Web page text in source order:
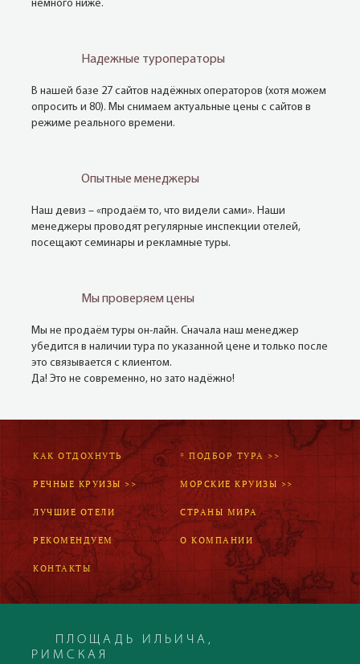
немного ниже.
Надежные туроператоры
В нашей базе 27 сайтов надёжных операторов (хотя можем
опросить и 80). Мы снимаем актуальные цены с сайтов в
режиме реального времени.
Опытные менеджеры
Наш девиз – «продаём то, что видели сами». Наши
менеджеры проводят регулярные инспекции отелей,
посещают семинары и рекламные туры.
Мы проверяем цены
Мы не продаём туры он-лайн. Сначала наш менеджер
убедится в наличии тура по указанной цене и только после
это связывается с клиентом.
Да! Это не современно, но зато надёжно!
КАК ОТДОХНУТЬ * ПОДБОР ТУРА >>
РЕЧНЫЕ КРУИЗЫ >> МОРСКИЕ КРУИЗЫ >>
ЛУЧШИЕ ОТЕЛИ СТРАНЫ МИРА
РЕКОМЕНДУЕМ О КОМПАНИИ
КОНТАКТЫ
ПЛОЩАДЬ ИЛЬИЧА,
РИМСКАЯ